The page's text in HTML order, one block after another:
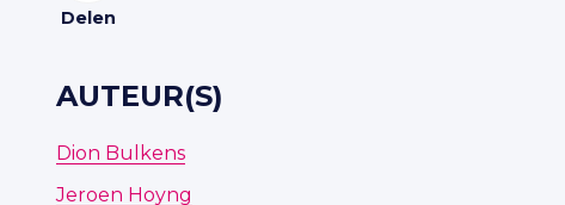
Delen
AUTEUR(S)
Dion Bulkens
Jeroen Hoyng